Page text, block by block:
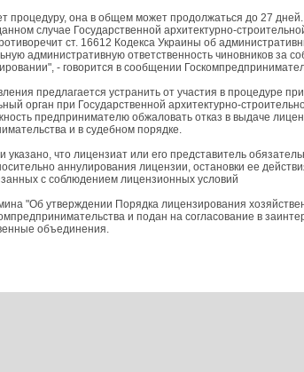
процедуру, она в общем может продолжаться до 27
случае Государственной архитектурно-
ст. 16612 Кодекса Украины об
административную ответственность чиновников за
- говорится в сообщении
предлагается устранить от участия в процедуре
орган при Государственной архитектурно-
предпринимателю обжаловать отказ в выдаче
и в судебном порядке.
указано, что лицензиат или его представитель
аннулирования лицензии, остановки ее
с соблюдением лицензионных условий
"Об утверждении Порядка лицензирования
и подан на согласование в
объединения.